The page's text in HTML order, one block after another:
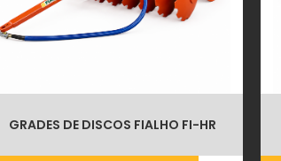
GRADES DE DISCOS FIALHO FI-HR